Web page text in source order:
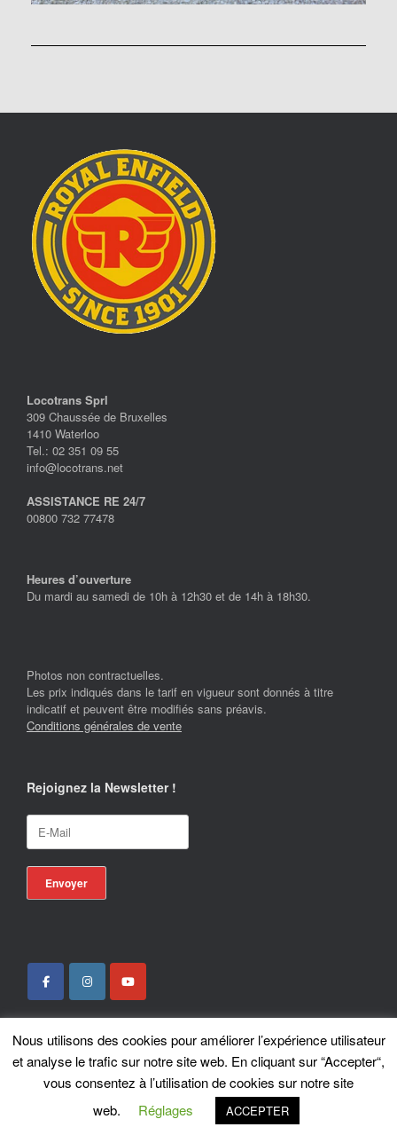
Locotrans Sprl
309 Chaussée de Bruxelles
1410 Waterloo
Tel.: 02 351 09 55
info@locotrans.net
ASSISTANCE RE 24/7
00800 732 77478
Heures d’ouverture
Du mardi au samedi de 10h à 12h30 et de 14h à 18h30.
Photos non contractuelles.
Les prix indiqués dans le tarif en vigueur sont donnés à titre
indicatif et peuvent être modifiés sans préavis.
Conditions générales de vente
Rejoignez la Newsletter !
Locotrans SPRL - Exclusive Store Royal Enfield - Royal Enfield Brussels - ©
2026
ASiteOrigin Theme
Nous utilisons des cookies pour améliorer l’expérience utilisateur
et analyse le trafic sur notre site web. En cliquant sur “Accepter“,
vous consentez à l’utilisation de cookies sur notre site
web.
Réglages ACCEPTER